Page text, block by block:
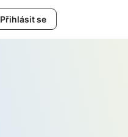
Přihlásit se